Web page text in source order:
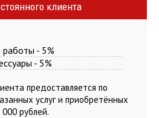
клиента
- 5%
- 5%
предоставляется по
услуг и приобретённых
рублей.